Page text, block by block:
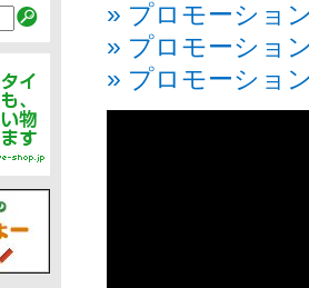
» プロモーショ
» プロモーショ
» プロモーショ